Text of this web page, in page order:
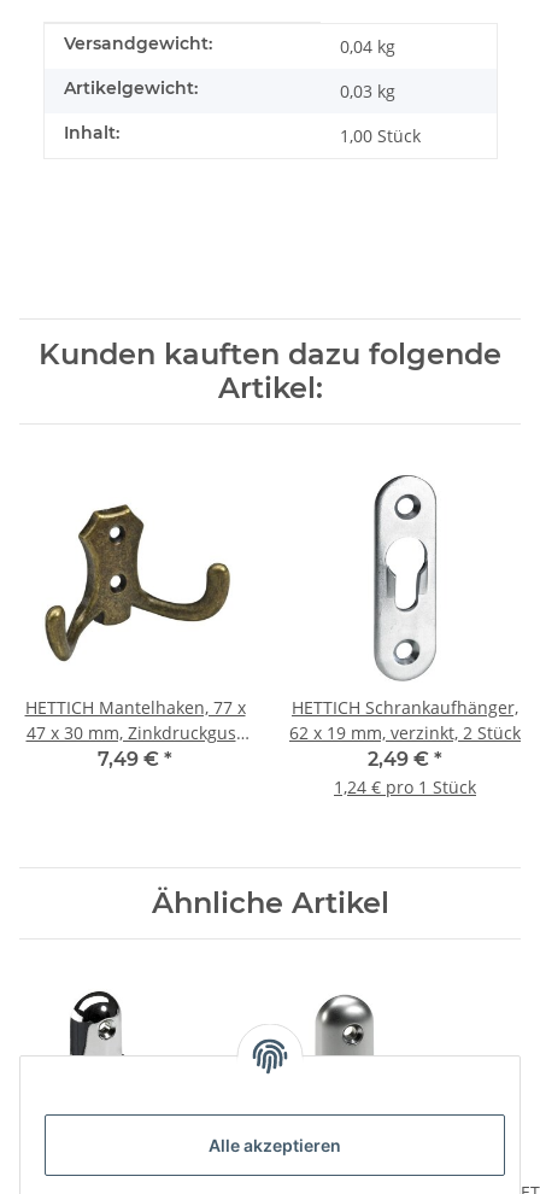
Alle akzeptieren
Produkteigenschaft
Wert
Versandgewicht: 0,04 kg
Artikelgewicht: 0,03 kg
Inhalt: 1,00 Stück
Kunden kauften dazu folgende
Artikel:
HETTICH Mantelhaken, 77 x
47 x 30 mm, Zinkdruckguss
vermessingt brüniert
7,49 € *
HETTICH Schrankaufhänger,
62 x 19 mm, verzinkt, 2 Stück
2,49 € *
1,24 € pro 1 Stück
Ähnliche Artikel